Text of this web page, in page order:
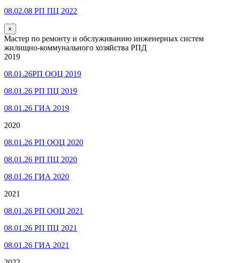
08.02.08 РП ПЦ 2022
×
Мастер по ремонту и обслуживанию инженерных систем
жилищно-коммунального хозяйства РПД
2019
08.01.26РП ООЦ 2019
08.01.26 РП ПЦ 2019
08.01.26 ГИА 2019
2020
08.01.26 РП ООЦ 2020
08.01.26 РП ПЦ 2020
08.01.26 ГИА 2020
2021
08.01.26 РП ООЦ 2021
08.01.26 РП ПЦ 2021
08.01.26 ГИА 2021